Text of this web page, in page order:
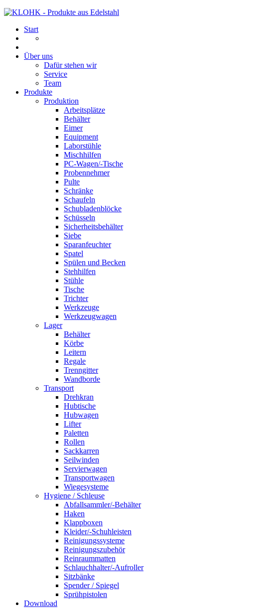
Start
Über uns
Dafür stehen wir
Service
Team
Produkte
Produktion
Arbeitsplätze
Behälter
Eimer
Equipment
Laborstühle
Mischhilfen
PC-Wagen/-Tische
Probennehmer
Pulte
Schränke
Schaufeln
Schubladenblöcke
Schüsseln
Sicherheitsbehälter
Siebe
Sparanfeuchter
Spatel
Spülen und Becken
Stehhilfen
Stühle
Tische
Trichter
Werkzeuge
Werkzeugwagen
Lager
Behälter
Körbe
Leitern
Regale
Trenngitter
Wandborde
Transport
Drehkran
Hubtische
Hubwagen
Lifter
Paletten
Rollen
Sackkarren
Seilwinden
Servierwagen
Transportwagen
Wiegesysteme
Hygiene / Schleuse
Abfallsammler/-Behälter
Haken
Klappboxen
Kleider/-Schuhleisten
Reinigungssysteme
Reinigungszubehör
Reinraummatten
Schlauchhalter/-Aufroller
Sitzbänke
Spender / Spiegel
Sprühpistolen
Download